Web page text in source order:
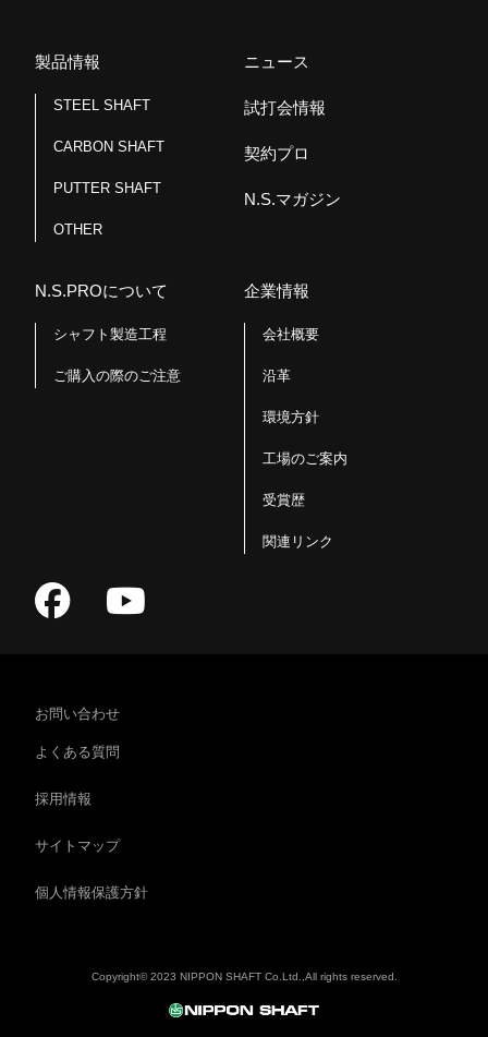
製品情報
STEEL SHAFT
CARBON SHAFT
PUTTER SHAFT
OTHER
ニュース
試打会情報
契約プロ
N.S.マガジン
N.S.PROについて
シャフト製造工程
ご購入の際のご注意
企業情報
会社概要
沿革
環境方針
工場のご案内
受賞歴
関連リンク
お問い合わせ
よくある質問
採用情報
サイトマップ
個人情報保護方針
Copyright© 2023 NIPPON SHAFT Co.Ltd.,All rights reserved.